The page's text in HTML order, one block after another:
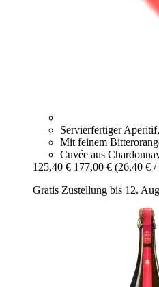
Servierfertiger
Mit feinem
Cuvée aus
125,40 € 177,00 € (26,40 € /
Gratis Zustellung bis 12.